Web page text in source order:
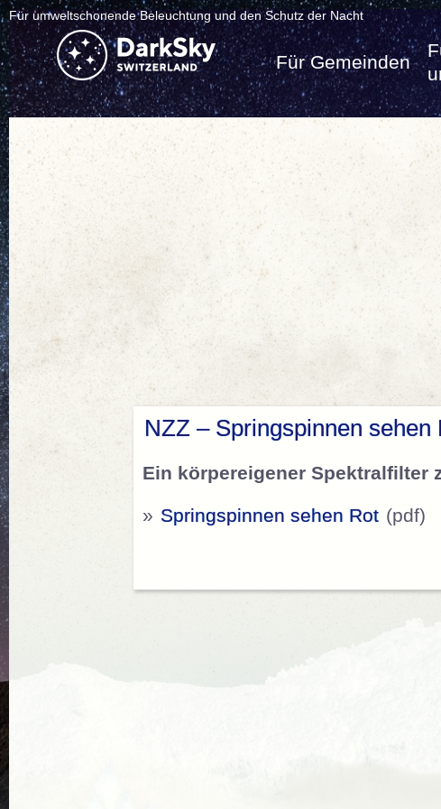
Für umweltschonende Beleuchtung und den Schutz der Nacht
Für Gemeinden
NZZ – Springspinnen sehen
Ein körpereigener Spektralfilter
» Springspinnen sehen Rot (pdf)